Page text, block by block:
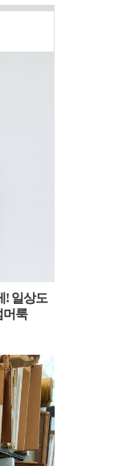
, 한남동이 발칵!
바디 팜므파탈 쇼
! 일상도
머룩